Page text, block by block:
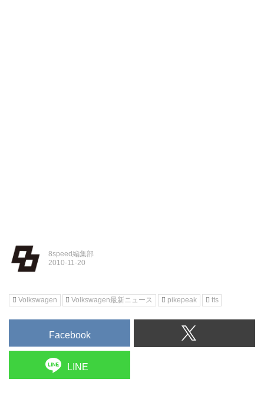
8speed編集部
Volkswagen Volkswagen最新ニュース pikepeak tts
Facebook
LINE